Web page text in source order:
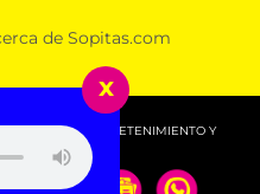
de Sopitas.com
DEPORTES, ENTRETENIMIENTO Y
x